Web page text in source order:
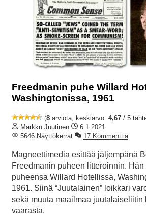
Freedmanin puhe Willard
Washingtonissa, 1961
(8 arviota, keskiarvo: 4,67 / 5
Markku Juutinen
6.1.2021
5646 Näyttökerrat
17 Kommenttia
Magneettimedia esittää jäljempänä
Freedmanin puheen litteroinnin.
puheensa Willard Hotellissa,
1961. Siinä “Juutalainen” loikkari
sekä muuta maailmaa juutalaiseliitin
vaarasta.